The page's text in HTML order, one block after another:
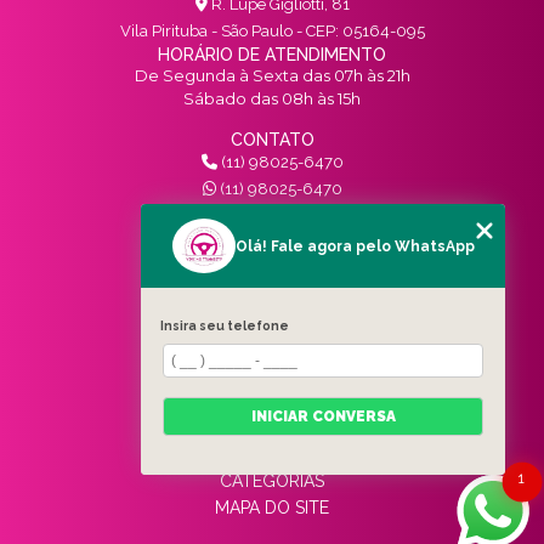
GUIA ESSENCIAL PARA SUCESSO
R. Lupe Gigliotti, 81
Vila Pirituba - São Paulo - CEP: 05164-095
HORÁRIO DE ATENDIMENTO
De Segunda à Sexta das 07h às 21h
Sábado das 08h às 15h
CONTATO
(11) 98025-6470
(11) 98025-6470
contato@vivinotransito.com.br
SIGA-NOS!
MENU
HOME
QUEM SOMOS
SERVIÇOS
BLOG
CATEGORIAS
MAPA DO SITE
1
Olá! Fale agora pelo WhatsApp
Insira seu telefone
INICIAR CONVERSA